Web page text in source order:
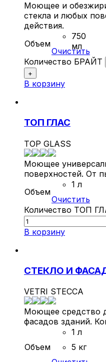
Моющее и
стекла и любых
действия.
Объем
750
мл
Очистить
Количество БРАЙТ
+
В корзину
ТОП ГЛАС
TOP GLASS
Моющее
поверхностей. От
Объем
1 л
Очистить
Количество ТОП
В корзину
СТЕКЛО И
VETRI STECCA
Моющее средство
фасадов зданий.
Объем
1 л
5 кг